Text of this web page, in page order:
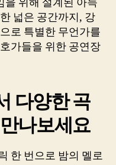
넓은 공간까지, 강
로 특별한 무언가를
가들을 위한 공연장
다양한 곡
나보세요
한 번으로 밤의 멜로